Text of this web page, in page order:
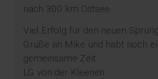
nach 300 km Ostsee.
Viel Erfolg für den neuen
Grüße an Mike und habt noch
gemeinsame Zeit.
LG von der Kleenen